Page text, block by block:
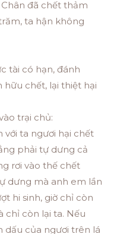
đã chết thảm
ta hận không
tài có hạn, đánh
hữu chết, lại thiệt hại
trại chủ:
với ta ngươi hại chết
phải tự dưng cả
rơi vào thế chết
dưng mà anh em lần
hi sinh, giờ chỉ còn
chỉ còn lại ta. Nếu
dấu của ngươi trên lá